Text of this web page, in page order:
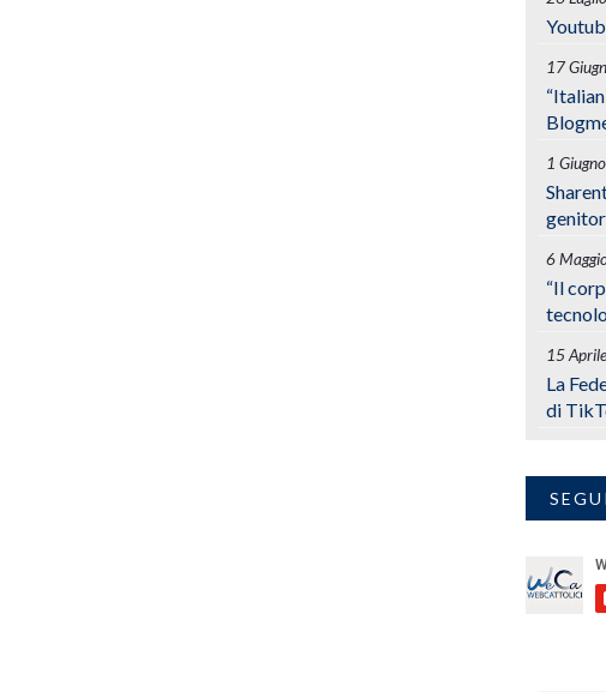
17
1
6
“Il
15
La
di